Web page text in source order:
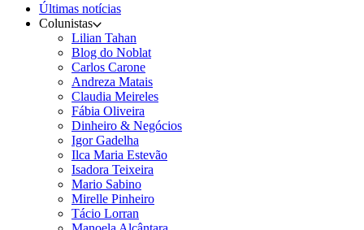
Últimas notícias
Colunistas
Lilian Tahan
Blog do Noblat
Carlos Carone
Andreza Matais
Claudia Meireles
Fábia Oliveira
Dinheiro & Negócios
Igor Gadelha
Ilca Maria Estevão
Isadora Teixeira
Mario Sabino
Mirelle Pinheiro
Tácio Lorran